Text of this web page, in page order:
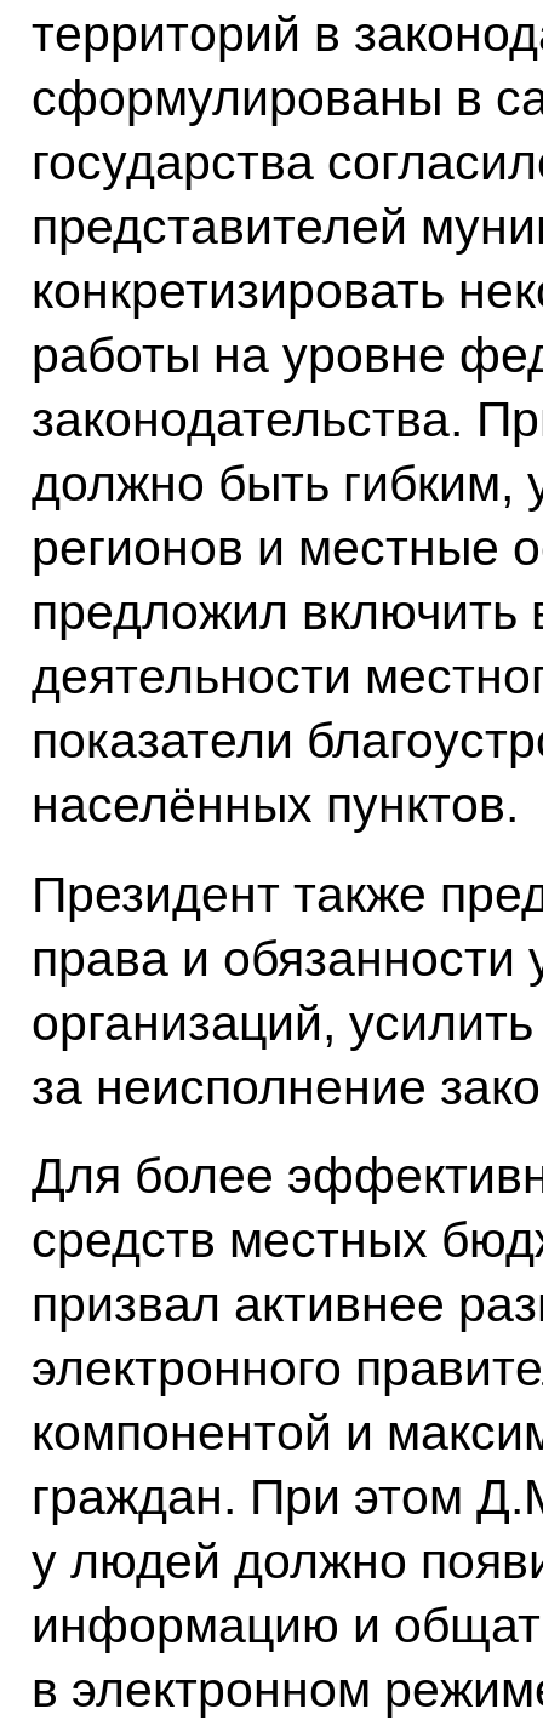
территорий в
сформулированы в
государства
представителей
конкретизировать
работы на уровне
законодательства.
должно быть
регионов и местные
предложил включить
деятельности
показатели
населённых пунктов.
Президент также
права и
организаций,
за неисполнение
Для более
средств местных
призвал активнее
электронного
компонентой и
граждан. При этом
у людей должно
информацию и
в электронном